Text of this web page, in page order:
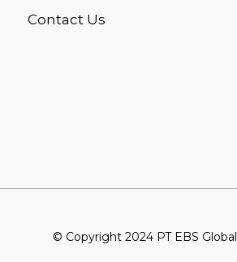
Contact Us
© Copyright 2024 PT EBS